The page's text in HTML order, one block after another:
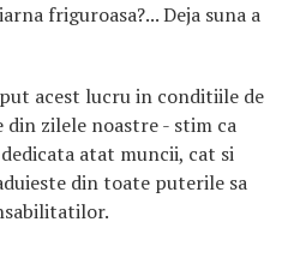
friguroasa?... Deja suna a
acest lucru in conditiile de
zilele noastre - stim ca
atat muncii, cat si
din toate puterile sa